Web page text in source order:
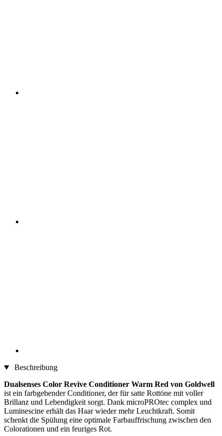
Beschreibung
Dualsenses Color Revive Conditioner Warm Red von Goldwell
ist ein farbgebender Conditioner, der für satte Rottöne mit voller
Brillanz und Lebendigkeit sorgt. Dank microPROtec complex und
Luminescine erhält das Haar wieder mehr Leuchtkraft. Somit
schenkt die Spülung eine optimale Farbauffrischung zwischen den
Colorationen und ein feuriges Rot.